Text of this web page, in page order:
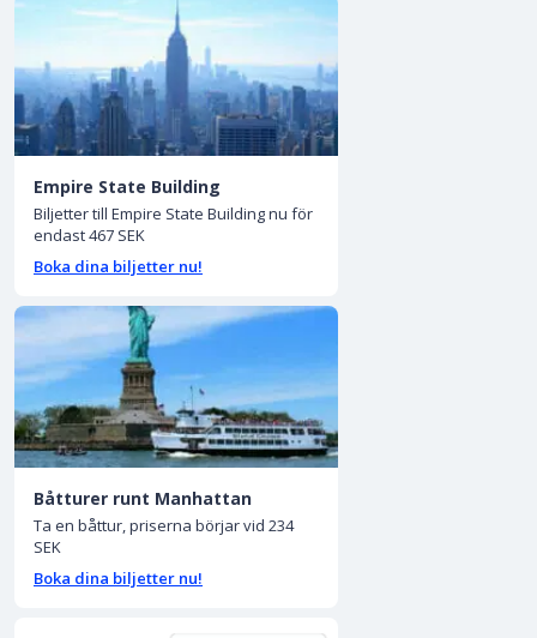
Empire State Building
Biljetter till Empire State Building nu för
endast 467 SEK
Boka dina biljetter nu!
Båtturer runt Manhattan
Ta en båttur, priserna börjar vid 234
SEK
Boka dina biljetter nu!